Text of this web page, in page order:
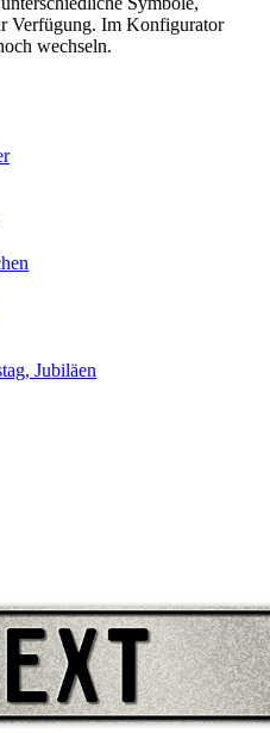
Verfügung. Im Konfigurator
wechseln.
Jubiläen